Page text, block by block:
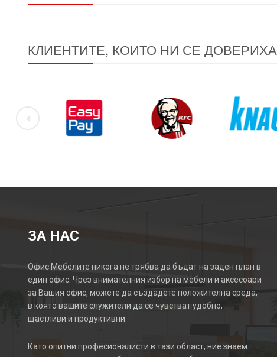
КЛИЕНТИТЕ, КОИТО НИ СЕ ДОВЕРИХА
ЗА НАС
Офис Мебелите никога не трябва да бъдат на заден план в
един офис. Чрез внимателния избор на мебели и аксесоари
за Вашия офис, можете да създадете положителна среда,
в която вашите служители да се чувстват удобно,
щастливи и продуктивни.
Като опитни професионалисти в тази област, ние знаем